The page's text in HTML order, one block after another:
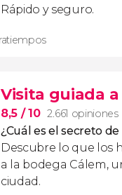
Rápido y seguro.
Visita guiada
8,5 / 10 2.661 opiniones
¿Cuál es el secreto
Descubre lo que los
a la bodega Cálem,
ciudad.